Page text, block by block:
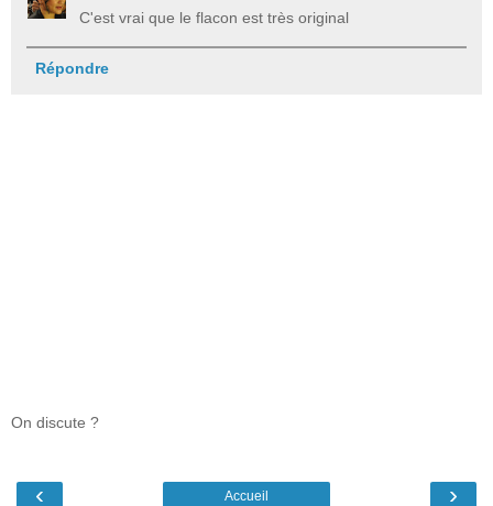
C'est vrai que le flacon est très original
Répondre
On discute ?
‹ ›
Accueil